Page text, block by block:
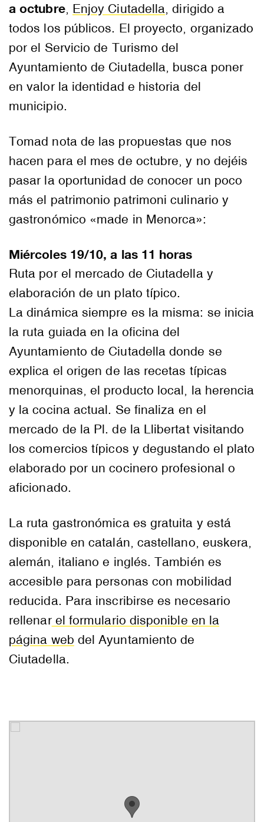
a octubre, Enjoy Ciutadella , dirigido a
todos los públicos. El proyecto, organizado
por el Servicio de Turismo del
Ayuntamiento de Ciutadella, busca poner
en valor la identidad e historia del
municipio.
Tomad nota de las propuestas que nos
hacen para el mes de octubre, y no dejéis
pasar la oportunidad de conocer un poco
más el patrimonio patrimoni culinario y
gastronómico «made in Menorca»:
Miércoles 19/10, a las 11 horas
Ruta por el mercado de Ciutadella y
elaboración de un plato típico.
La dinámica siempre es la misma: se inicia
la ruta guiada en la oficina del
Ayuntamiento de Ciutadella donde se
explica el origen de las recetas típicas
menorquinas, el producto local, la herencia
y la cocina actual. Se finaliza en el
mercado de la Pl. de la Llibertat visitando
los comercios típicos y degustando el plato
elaborado por un cocinero profesional o
aficionado.
La ruta gastronómica es gratuita y está
disponible en catalán, castellano, euskera,
alemán, italiano e inglés. También es
accesible para personas con mobilidad
reducida. Para inscribirse es necesario
rellenarel formulario disponible en la
página web del Ayuntamiento de
Ciutadella.